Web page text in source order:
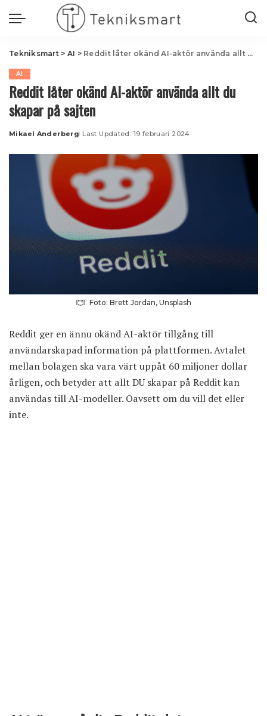
Tekniksmart> AI > Reddit låter okänd AI-aktör använda allt du skapar på sajten
AI
Reddit låter okänd AI-aktör använda allt du
skapar på sajten
Posted
Mikael Anderberg Last Updated: 19 februari 2024
Foto: Brett Jordan, Unsplash
Reddit ger en ännu okänd AI-aktör tillgång till
användarskapad information på plattformen. Avtalet
mellan bolagen ska vara värt uppåt 60 miljoner dollar
årligen, och betyder att allt DU skapar på Reddit kan
användas till AI-modeller. Oavsett om du vill det eller
inte.